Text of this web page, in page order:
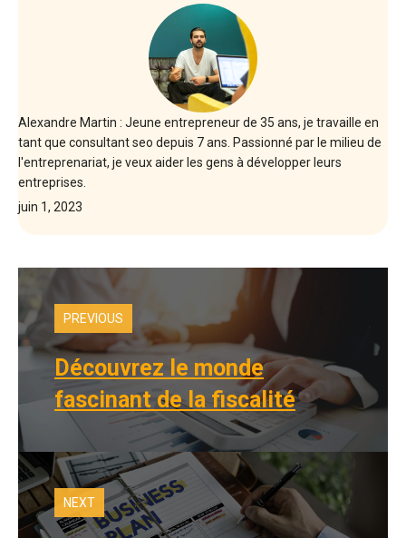
Alexandre Martin : Jeune entrepreneur de 35 ans, je travaille en
tant que consultant seo depuis 7 ans. Passionné par le milieu de
l'entreprenariat, je veux aider les gens à développer leurs
entreprises.
juin 1, 2023
PREVIOUS
Découvrez le monde
fascinant de la fiscalité
NEXT